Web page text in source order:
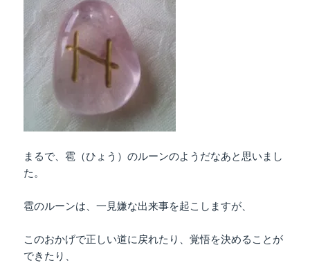
まるで、雹（ひょう）のルーンのようだなあと思いまし
た。
雹のルーンは、一見嫌な出来事を起こしますが、
このおかげで正しい道に戻れたり、覚悟を決めることが
できたり、